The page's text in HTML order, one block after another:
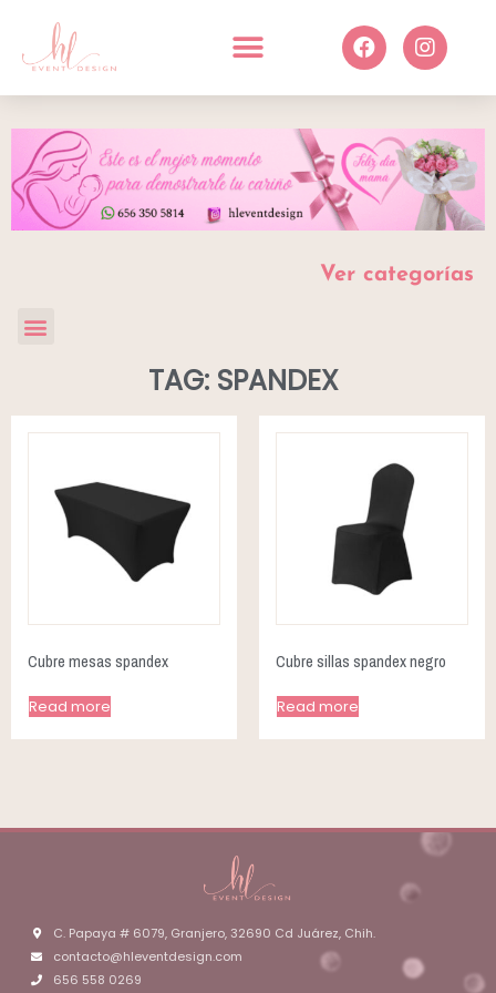
Ver categorías
TAG: SPANDEX
Cubre mesas spandex
Read more
Cubre sillas spandex negro
Read more
C. Papaya # 6079, Granjero, 32690 Cd Juárez, Chih.
contacto@hleventdesign.com
656 558 0269